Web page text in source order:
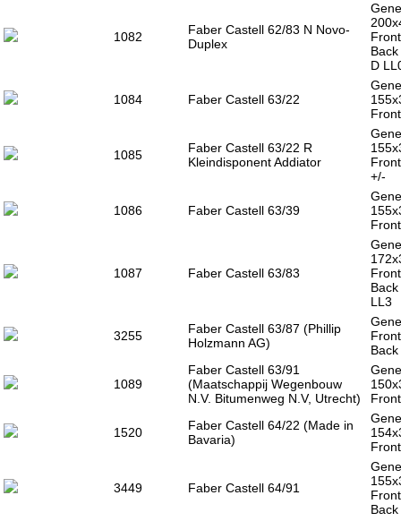
1082
Faber Castell 62/83 N Novo-
Duplex
D
1084 Faber Castell 63/22
1085
Faber Castell 63/22 R
Kleindisponent Addiator
+/-
1086 Faber Castell 63/39
1087 Faber Castell 63/83
LL3
3255
Faber Castell 63/87 (Phillip
Holzmann AG)
1089
Faber Castell 63/91
(Maatschappij Wegenbouw
N.V. Bitumenweg N.V, Utrecht)
1520
Faber Castell 64/22 (Made in
Bavaria)
3449 Faber Castell 64/91